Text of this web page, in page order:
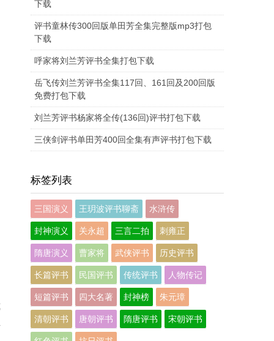
下载
评书童林传300回版单田芳全集完整版mp3打包
下载
呼家将刘兰芳评书全集打包下载
岳飞传刘兰芳评书全集117回、161回及200回版
免费打包下载
刘兰芳评书杨家将全传(136回)评书打包下载
三侠剑评书单田芳400回全集有声评书打包下载
标签列表
三国演义 王玥波评书聊斋 水浒传
封神演义 关永超 三言二拍 刺雍正
隋唐演义 曹家将 武侠评书 历史评书
长篇评书 民国评书 传统评书 人物传记
短篇评书 四大名著 封神榜 朱元璋
清朝评书 唐朝评书 隋唐评书 宋朝评书